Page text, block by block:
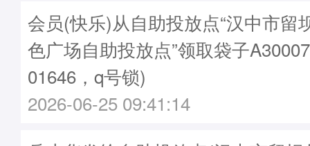
会员(快乐)从自助投放点“汉中市留
色广场自助投放点”领取袋子
01646，q号锁)
2026-06-25 09:41:14